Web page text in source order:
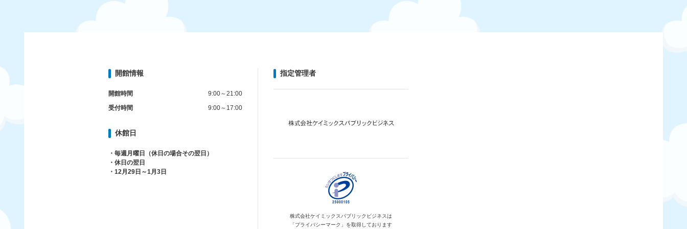
開館情報
開館時間
9:00～21:00
受付時間
9:00～17:00
休館日
・毎週月曜日（休日の場合その翌日）
・休日の翌日
・12月29日～1月3日
指定管理者
株式会社ケイミックスパブリックビジネスは
「プライバシーマーク」を取得しております